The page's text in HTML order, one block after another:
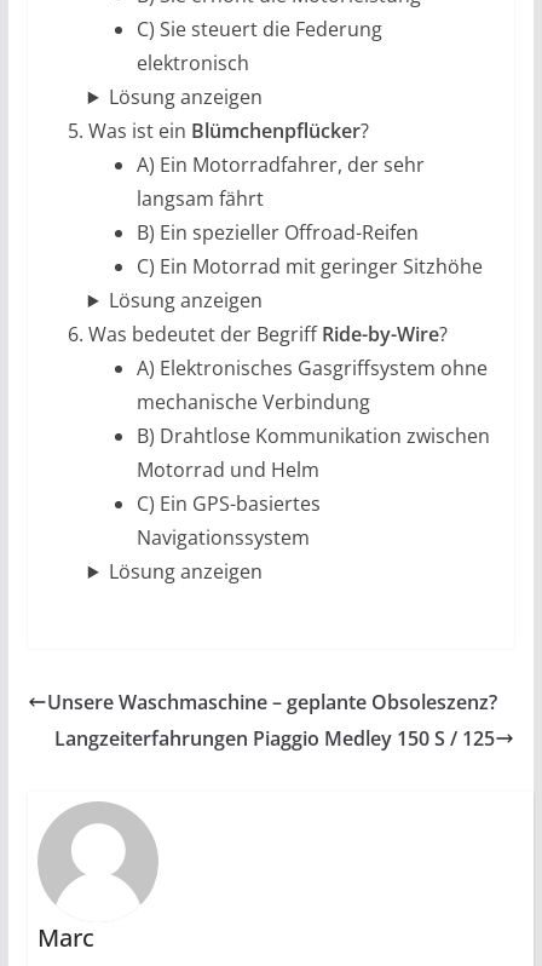
C) Sie steuert die Federung
elektronisch
Lösung anzeigen
Was ist ein Blümchenpflücker?
A) Ein Motorradfahrer, der sehr
langsam fährt
B) Ein spezieller Offroad-Reifen
C) Ein Motorrad mit geringer Sitzhöhe
Lösung anzeigen
Was bedeutet der BegriffRide-by-Wire?
A) Elektronisches Gasgriffsystem ohne
mechanische Verbindung
B) Drahtlose Kommunikation zwischen
Motorrad und Helm
C) Ein GPS-basiertes
Navigationssystem
Lösung anzeigen
Unsere Waschmaschine – geplante Obsoleszenz?
Langzeiterfahrungen Piaggio Medley 150 S / 125
Marc